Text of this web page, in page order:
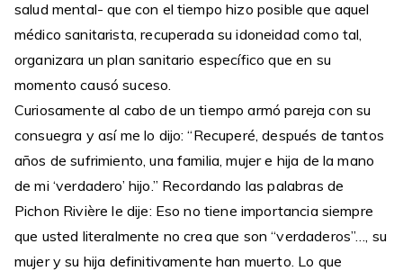
salud mental- que con el tiempo hizo posible que aquel
médico sanitarista, recuperada su idoneidad como tal,
organizara un plan sanitario específico que en su
momento causó suceso.
Curiosamente al cabo de un tiempo armó pareja con su
consuegra y así me lo dijo: “Recuperé, después de tantos
años de sufrimiento, una familia, mujer e hija de la mano
de mi ‘verdadero’ hijo.” Recordando las palabras de
Pichon Rivière le dije: Eso no tiene importancia siempre
que usted literalmente no crea que son “verdaderos”…, su
mujer y su hija definitivamente han muerto. Lo que